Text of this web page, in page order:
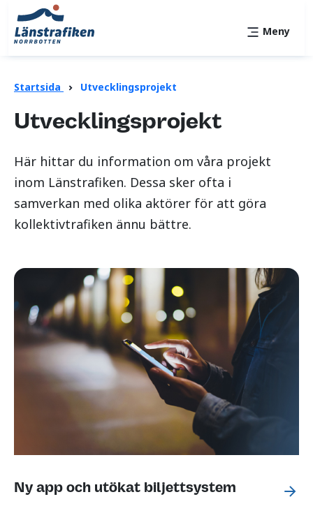
Meny
Startsida Utvecklingsprojekt
Utvecklingsprojekt
Här hittar du information om våra projekt
inom Länstrafiken. Dessa sker ofta i
samverkan med olika aktörer för att göra
kollektivtrafiken ännu bättre.
Ny app och utökat biljettsystem